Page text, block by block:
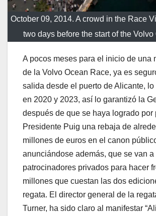
October 09, 2014. A crowd in the Race
two days before the start of the Volvo
A pocos meses para el inicio de una
de la Volvo Ocean Race, ya es
salida desde el puerto de Alicante, lo
en 2020 y 2023, así lo garantizó la
después de que se haya logrado por
Presidente Puig una rebaja de
millones de euros en el canon
anunciándose además, que se van a
patrocinadores privados para hacer
millones que cuestan las dos
regata. El director general de la
Turner, ha sido claro al manifestar